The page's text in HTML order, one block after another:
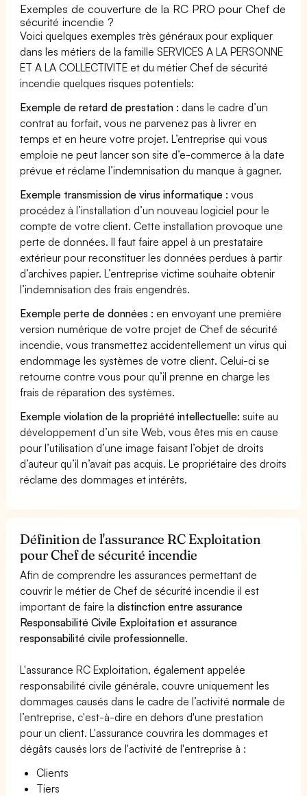
Exemples de couverture de la RC PRO pour Chef de
sécurité incendie ?
Voici quelques exemples très généraux pour expliquer
dans les métiers de la famille SERVICES A LA PERSONNE
ET A LA COLLECTIVITE et du métier Chef de sécurité
incendie quelques risques potentiels:
Exemple de retard de prestation : dans le cadre d’un
contrat au forfait, vous ne parvenez pas à livrer en
temps et en heure votre projet. L’entreprise qui vous
emploie ne peut lancer son site d’e-commerce à la date
prévue et réclame l’indemnisation du manque à gagner.
Exemple transmission de virus informatique : vous
procédez à l’installation d’un nouveau logiciel pour le
compte de votre client. Cette installation provoque une
perte de données. Il faut faire appel à un prestataire
extérieur pour reconstituer les données perdues à partir
d’archives papier. L’entreprise victime souhaite obtenir
l’indemnisation des frais engendrés.
Exemple perte de données : en envoyant une première
version numérique de votre projet de Chef de sécurité
incendie, vous transmettez accidentellement un virus qui
endommage les systèmes de votre client. Celui-ci se
retourne contre vous pour qu’il prenne en charge les
frais de réparation des systèmes.
Exemple violation de la propriété intellectuelle: suite au
développement d’un site Web, vous êtes mis en cause
pour l’utilisation d’une image faisant l’objet de droits
d’auteur qu’il n’avait pas acquis. Le propriétaire des droits
réclame des dommages et intérêts.
Définition de l'assurance RC Exploitation
pour Chef de sécurité incendie
Afin de comprendre les assurances permettant de
couvrir le métier de Chef de sécurité incendie il est
important de faire ladistinction entre assurance
Responsabilité Civile Exploitation et assurance
responsabilité civile professionnelle.
L'assurance RC Exploitation, également appelée
responsabilité civile générale, couvre uniquement les
dommages causés dans le cadre de l’activiténormale de
l’entreprise, c'est-à-dire en dehors d'une prestation
pour un client. L'assurance couvrira les dommages et
dégâts causés lors de l'activité de l'entreprise à :
Clients
Tiers